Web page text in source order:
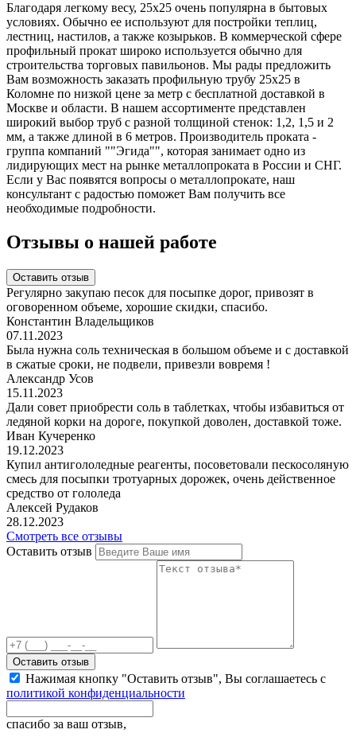
Благодаря легкому весу, 25x25 очень популярна в бытовых
условиях. Обычно ее используют для постройки теплиц,
лестниц, настилов, а также козырьков. В коммерческой сфере
профильный прокат широко используется обычно для
строительства торговых павильонов. Мы рады предложить
Вам возможность заказать профильную трубу 25x25 в
Коломне по низкой цене за метр с бесплатной доставкой в
Москве и области. В нашем ассортименте представлен
широкий выбор труб с разной толщиной стенок: 1,2, 1,5 и 2
мм, а также длиной в 6 метров. Производитель проката -
группа компаний ""Эгида"", которая занимает одно из
лидирующих мест на рынке металлопроката в России и СНГ.
Если у Вас появятся вопросы о металлопрокате, наш
консультант с радостью поможет Вам получить все
необходимые подробности.
Отзывы о нашей работе
Оставить отзыв
Регулярно закупаю песок для посыпке дорог, привозят в
оговоренном объеме, хорошие скидки, спасибо.
Константин Владельщиков
07.11.2023
Была нужна соль техническая в большом объеме и с доставкой
в сжатые сроки, не подвели, привезли вовремя !
Александр Усов
15.11.2023
Дали совет приобрести соль в таблетках, чтобы избавиться от
ледяной корки на дороге, покупкой доволен, доставкой тоже.
Иван Кучеренко
19.12.2023
Купил антигололедные реагенты, посоветовали пескосоляную
смесь для посыпки тротуарных дорожек, очень действенное
средство от гололеда
Алексей Рудаков
28.12.2023
Смотреть все отзывы
Оставить отзыв
Оставить отзыв
Нажимая кнопку "Оставить отзыв", Вы соглашаетесь с
политикой конфиденциальности
спасибо за ваш отзыв,